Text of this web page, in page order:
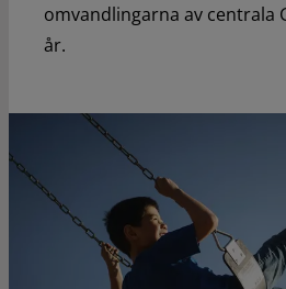
omvandlingarna av centrala
år.